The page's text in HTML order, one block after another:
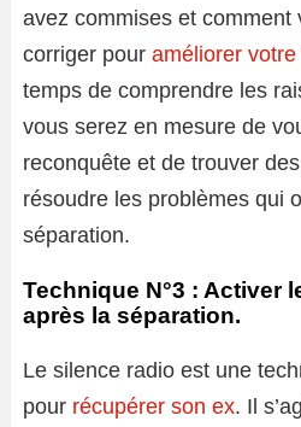
avez commises et comment
corriger pour améliorer votre
temps de comprendre les
vous serez en mesure de
reconquête et de trouver
résoudre les problèmes qui
séparation.
Technique N°3 : Activer
après la séparation.
Le silence radio est une
pour récupérer son ex. Il